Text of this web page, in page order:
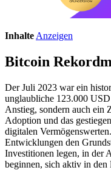
Inhalte Anzeigen
Bitcoin
Der Juli 2023 war ein
unglaubliche 123.000
Anstieg, sondern auch ein
Adoption und das
digitalen
Entwicklungen den
Investitionen legen, in der
beginnen, sich aktiv in